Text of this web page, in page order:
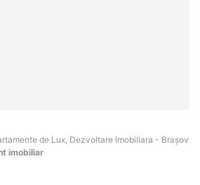
de Lux, Dezvoltare Imobiliara - Braşov
imobiliar